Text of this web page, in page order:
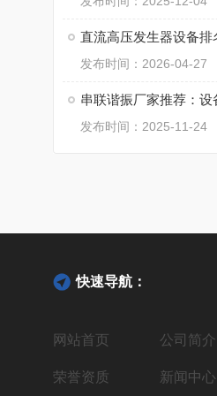
发布时间：2026-04-27
发布时间：2025-11-24
快速导航：
网站首页 公司简介
荣誉资质 新闻中心